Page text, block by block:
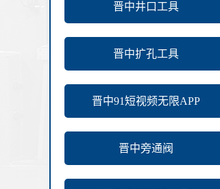
晋中井口工具
晋中扩孔工具
晋中91短视频无限APP
晋中旁通阀